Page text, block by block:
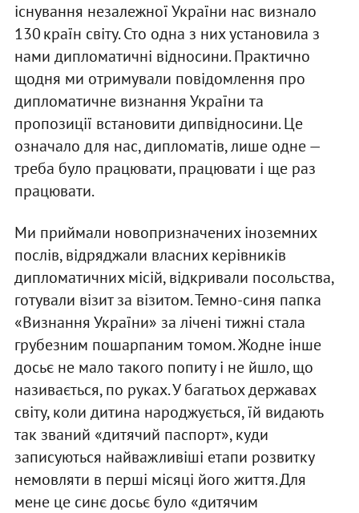
існування незалежної України нас визнало
130 країн світу. Сто одна з них установила з
нами дипломатичні відносини. Практично
щодня ми отримували повідомлення про
дипломатичне визнання України та
пропозиції встановити дипвідносини. Це
означало для нас, дипломатів, лише одне —
треба було працювати, працювати і ще раз
працювати.
Ми приймали новопризначених іноземних
послів, відряджали власних керівників
дипломатичних місій, відкривали посольства,
готували візит за візитом. Темно-синя папка
«Визнання України» за лічені тижні стала
грубезним пошарпаним томом. Жодне інше
досьє не мало такого попиту і не йшло, що
називається, по руках. У багатьох державах
світу, коли дитина народжується, їй видають
так званий «дитячий паспорт», куди
записуються найважливіші етапи розвитку
немовляти в перші місяці його життя. Для
мене це синє досьє було «дитячим